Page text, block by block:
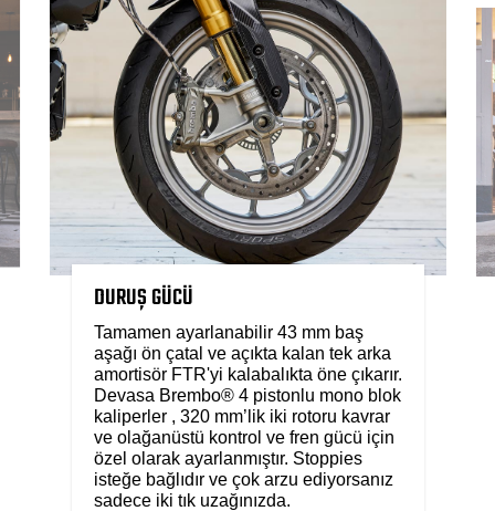
DURUŞ GÜCÜ
Tamamen ayarlanabilir 43 mm baş
aşağı ön çatal ve açıkta kalan tek arka
amortisör FTR'yi kalabalıkta öne çıkarır.
Devasa Brembo® 4 pistonlu mono blok
kaliperler , 320 mm’lik iki rotoru kavrar
ve olağanüstü kontrol ve fren gücü için
özel olarak ayarlanmıştır. Stoppies
isteğe bağlıdır ve çok arzu ediyorsanız
sadece iki tık uzağınızda.